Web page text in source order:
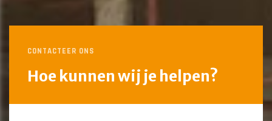
CONTACTEER ONS
Hoe kunnen wij je helpen?